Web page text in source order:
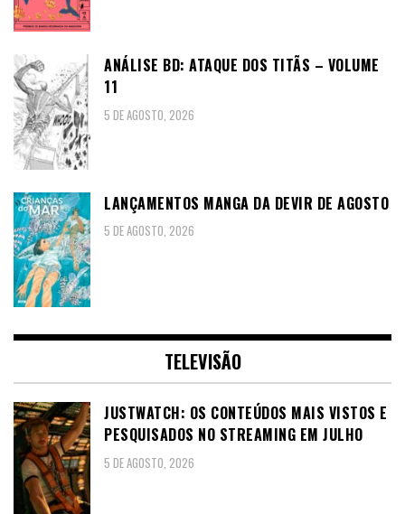
ANÁLISE BD: ATAQUE DOS TITÃS – VOLUME
11
5 DE AGOSTO, 2026
LANÇAMENTOS MANGA DA DEVIR DE AGOSTO
5 DE AGOSTO, 2026
TELEVISÃO
JUSTWATCH: OS CONTEÚDOS MAIS VISTOS E
PESQUISADOS NO STREAMING EM JULHO
5 DE AGOSTO, 2026